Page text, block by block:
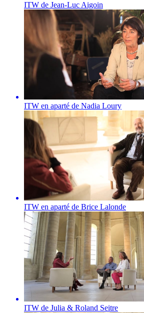
ITW de Jean-Luc Aigoin
ITW en aparté de Nadia Loury
ITW en aparté de Brice Lalonde
ITW de Julia & Roland Seitre